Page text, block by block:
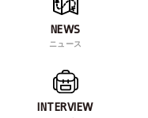
NEWS
ニュース
INTERVIEW